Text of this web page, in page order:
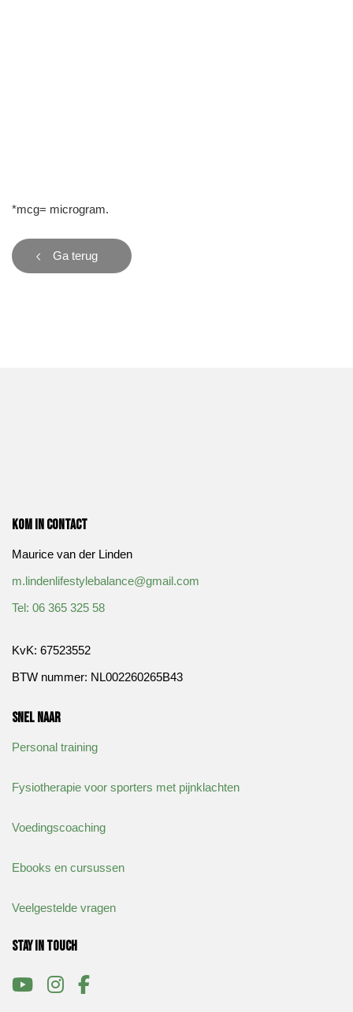
*mcg= microgram.
Ga terug
Kom in contact
Maurice van der Linden
m.lindenlifestylebalance@gmail.com
​Tel: 06 365 325 58
KvK: 67523552
BTW nummer: NL002260265B43
Snel naar
Personal training
Fysiotherapie voor sporters met pijnklachten
Voedingscoaching
Ebooks en cursussen
Veelgestelde vragen
Stay in touch